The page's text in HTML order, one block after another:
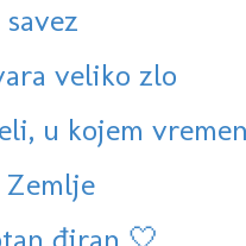
veliko zlo
u kojem
Zemlje